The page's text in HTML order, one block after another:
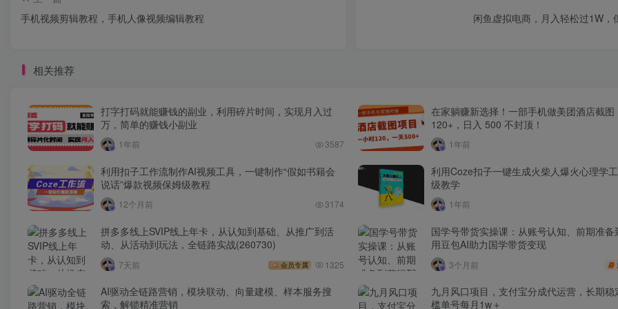
手机视频剪辑教程，手机人像视频编辑教程
闲鱼虚拟电商，月入轻松过1W，
相关推荐
打字打码就能赚钱的副业，利用碎片时间，实现月入过
万，简单的赚钱小副业
1年前 3587
在家躺赚新选择！一部手机做美团酒店截图
120+，日入 500 不封顶！
1年前
利用扣子工作流制作AI视频工具，一键制作“假如书籍会
说话”爆款视频保姆级教程
12个月前 3174
利用Coze扣子一键生成火柴人爆火心理学
级教学
1年前
拼多多线上SVIP线上年卡，从认知到基础、从推广到活
动、从活动到玩法，全链路实战(260730)
7天前 会员专属 1325
国学号带货实操课：从账号认知、前期准
用豆包AI助力国学带货变现
3个月前
AI驱动全链路营销，模块联动、向量建模、样本服务搜
索，解锁精准营销
九月风口项目，支付宝分成代运营，长期
槛单号每月1w＋